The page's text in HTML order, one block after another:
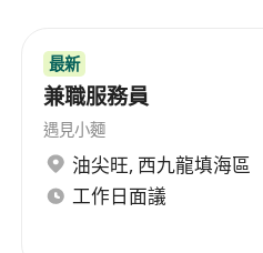
最新
兼職服務員
遇見小麵
油尖旺, 西九龍填海區
工作日面議